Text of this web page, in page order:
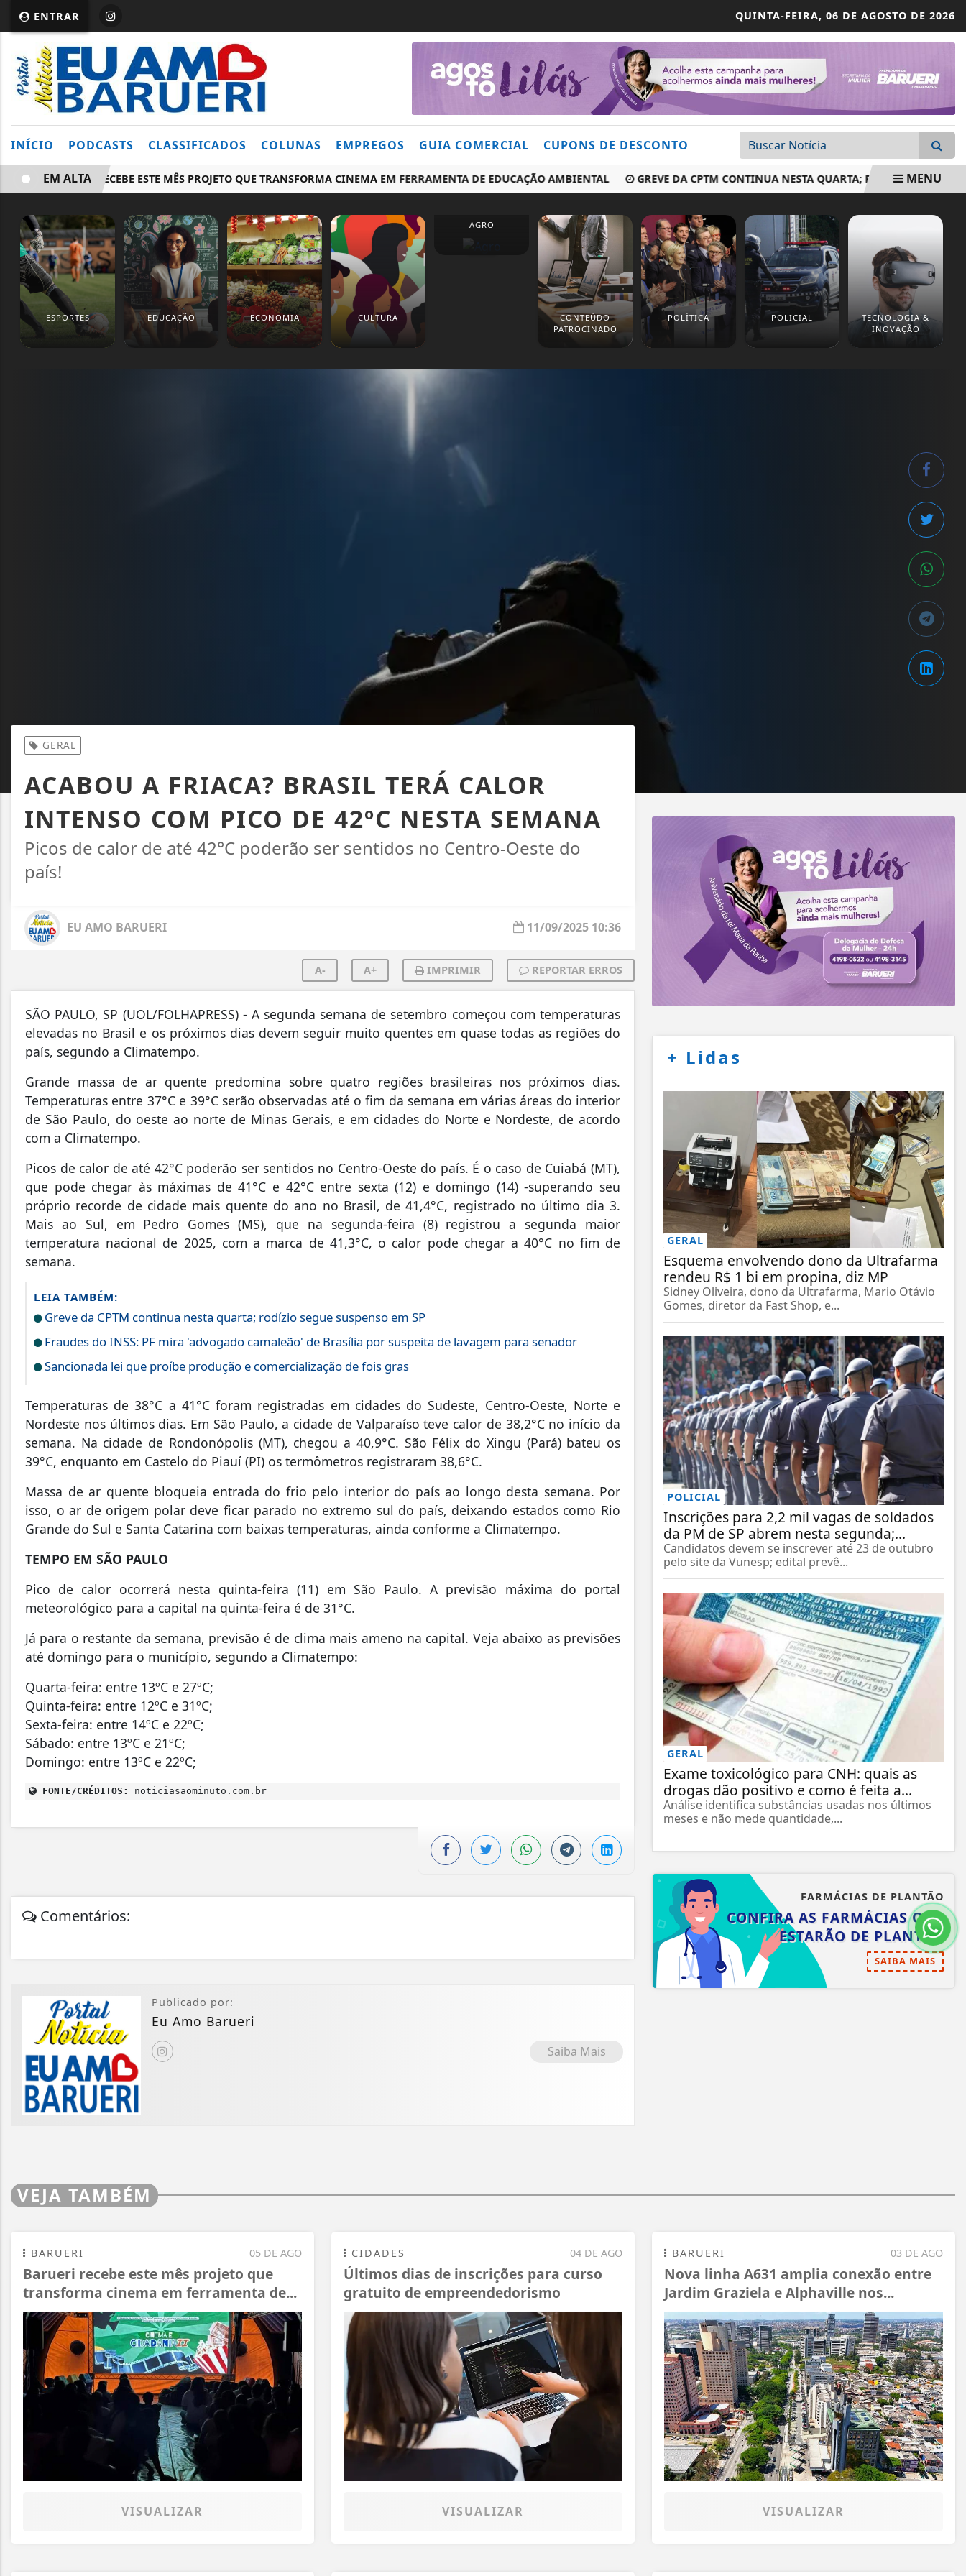
ENTRAR QUINTA-FEIRA, 06 DE AGOSTO DE 2026
INÍCIO PODCASTS CLASSIFICADOS COLUNAS EMPREGOS GUIA COMERCIAL CUPONS DE DESCONTO
BARUERI RECEBE ESTE MÊS PROJETO QUE TRANSFORMA CINEMA EM FERRAMENTA DE EDUCAÇÃO AMBIENTAL GREVE DA CPTM CONTINUA NESTA QUARTA; RODÍZIO SEGUE
EM ALTA MENU
ESPORTES EDUCAÇÃO ECONOMIA CULTURA
AGRO
CONTEÚDO
PATROCINADO
POLÍTICA POLICIAL
TECNOLOGIA &
INOVAÇÃO
GERAL
ACABOU A FRIACA? BRASIL TERÁ CALOR
INTENSO COM PICO DE 42ºC NESTA SEMANA
Picos de calor de até 42°C poderão ser sentidos no Centro-Oeste do
país!
EU AMO BARUERI 11/09/2025 10:36
A- A+ IMPRIMIR REPORTAR ERROS
SÃO PAULO, SP (UOL/FOLHAPRESS) - A segunda semana de setembro começou com temperaturas
elevadas no Brasil e os próximos dias devem seguir muito quentes em quase todas as regiões do
país, segundo a Climatempo.
Grande massa de ar quente predomina sobre quatro regiões brasileiras nos próximos dias.
Temperaturas entre 37°C e 39°C serão observadas até o fim da semana em várias áreas do interior
de São Paulo, do oeste ao norte de Minas Gerais, e em cidades do Norte e Nordeste, de acordo
com a Climatempo.
Picos de calor de até 42°C poderão ser sentidos no Centro-Oeste do país. É o caso de Cuiabá (MT),
que pode chegar às máximas de 41°C e 42°C entre sexta (12) e domingo (14) -superando seu
próprio recorde de cidade mais quente do ano no Brasil, de 41,4°C, registrado no último dia 3.
Mais ao Sul, em Pedro Gomes (MS), que na segunda-feira (8) registrou a segunda maior
temperatura nacional de 2025, com a marca de 41,3°C, o calor pode chegar a 40°C no fim de
semana.
LEIA TAMBÉM:
Greve da CPTM continua nesta quarta; rodízio segue suspenso em SP
Fraudes do INSS: PF mira 'advogado camaleão' de Brasília por suspeita de lavagem para senador
Sancionada lei que proíbe produção e comercialização de fois gras
Temperaturas de 38°C a 41°C foram registradas em cidades do Sudeste, Centro-Oeste, Norte e
Nordeste nos últimos dias. Em São Paulo, a cidade de Valparaíso teve calor de 38,2°C no início da
semana. Na cidade de Rondonópolis (MT), chegou a 40,9°C. São Félix do Xingu (Pará) bateu os
39°C, enquanto em Castelo do Piauí (PI) os termômetros registraram 38,6°C.
Massa de ar quente bloqueia entrada do frio pelo interior do país ao longo desta semana. Por
isso, o ar de origem polar deve ficar parado no extremo sul do país, deixando estados como Rio
Grande do Sul e Santa Catarina com baixas temperaturas, ainda conforme a Climatempo.
TEMPO EM SÃO PAULO
Pico de calor ocorrerá nesta quinta-feira (11) em São Paulo. A previsão máxima do portal
meteorológico para a capital na quinta-feira é de 31°C.
Já para o restante da semana, previsão é de clima mais ameno na capital. Veja abaixo as previsões
até domingo para o município, segundo a Climatempo:
Quarta-feira: entre 13ºC e 27ºC;
Quinta-feira: entre 12ºC e 31ºC;
Sexta-feira: entre 14ºC e 22ºC;
Sábado: entre 13ºC e 21ºC;
Domingo: entre 13ºC e 22ºC;
FONTE/CRÉDITOS: noticiasaominuto.com.br
Comentários:
Publicado por:
Eu Amo Barueri
Saiba Mais
+ Lidas
GERAL
Esquema envolvendo dono da Ultrafarma
rendeu R$ 1 bi em propina, diz MP
Sidney Oliveira, dono da Ultrafarma, Mario Otávio
Gomes, diretor da Fast Shop, e...
POLICIAL
Inscrições para 2,2 mil vagas de soldados
da PM de SP abrem nesta segunda;...
Candidatos devem se inscrever até 23 de outubro
pelo site da Vunesp; edital prevê...
GERAL
Exame toxicológico para CNH: quais as
drogas dão positivo e como é feita a...
Análise identifica substâncias usadas nos últimos
meses e não mede quantidade,...
FARMÁCIAS DE PLANTÃO
CONFIRA AS FARMÁCIAS QUE
ESTARÃO DE PLANTÃO
SAIBA MAIS
VEJA TAMBÉM
05 DE AGO
BARUERI
Barueri recebe este mês projeto que
transforma cinema em ferramenta de...
VISUALIZAR
04 DE AGO
CIDADES
Últimos dias de inscrições para curso
gratuito de empreendedorismo
VISUALIZAR
03 DE AGO
BARUERI
Nova linha A631 amplia conexão entre
Jardim Graziela e Alphaville nos...
VISUALIZAR